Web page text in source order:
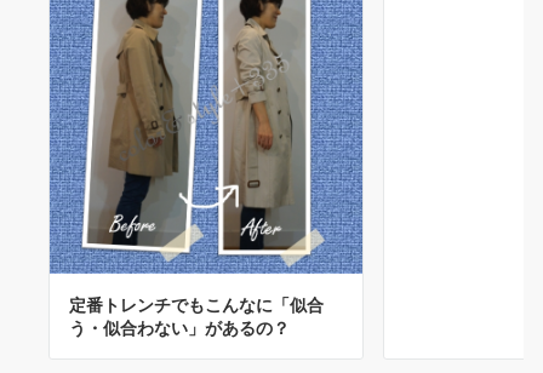
定番トレンチでもこんなに「似合
う・似合わない」があるの？